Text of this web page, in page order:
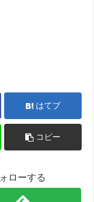
はてブ
コピー
ローする